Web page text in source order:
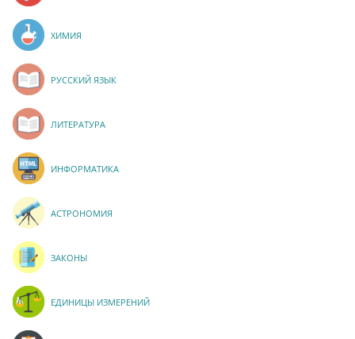
ХИМИЯ
РУССКИЙ ЯЗЫК
ЛИТЕРАТУРА
ИНФОРМАТИКА
АСТРОНОМИЯ
ЗАКОНЫ
ЕДИНИЦЫ ИЗМЕРЕНИЙ